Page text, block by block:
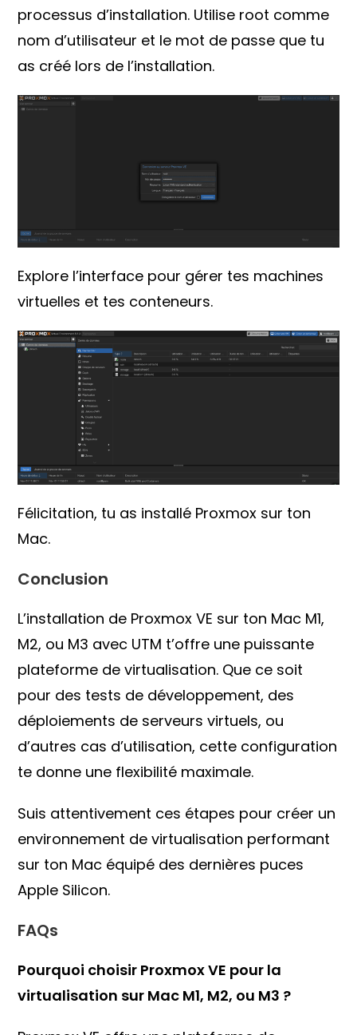
processus d’installation. Utilise root comme
nom d’utilisateur et le mot de passe que tu
as créé lors de l’installation.
Explore l’interface pour gérer tes machines
virtuelles et tes conteneurs.
Félicitation, tu as installé Proxmox sur ton
Mac.
Conclusion
L’installation de Proxmox VE sur ton Mac M1,
M2, ou M3 avec UTM t’offre une puissante
plateforme de virtualisation. Que ce soit
pour des tests de développement, des
déploiements de serveurs virtuels, ou
d’autres cas d’utilisation, cette configuration
te donne une flexibilité maximale.
Suis attentivement ces étapes pour créer un
environnement de virtualisation performant
sur ton Mac équipé des dernières puces
Apple Silicon.
FAQs
Pourquoi choisir Proxmox VE pour la
virtualisation sur Mac M1, M2, ou M3 ?